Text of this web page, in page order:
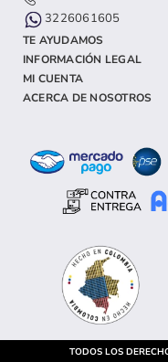
3226061605
TE AYUDAMOS
INFORMACIÓN LEGAL
MI CUENTA
ACERCA DE NOSOTROS
TODOS LOS